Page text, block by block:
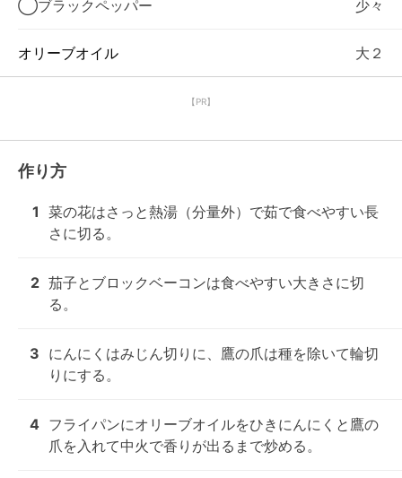
◯ブラックペッパー 少々
オリーブオイル 大２
【PR】
作り方
1 菜の花はさっと熱湯（分量外）で茹で食べやすい長
さに切る。
2 茄子とブロックベーコンは食べやすい大きさに切
る。
3 にんにくはみじん切りに、鷹の爪は種を除いて輪切
りにする。
4 フライパンにオリーブオイルをひきにんにくと鷹の
爪を入れて中火で香りが出るまで炒める。